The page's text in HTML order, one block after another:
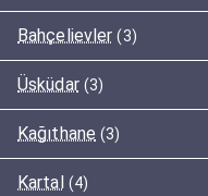
Bahçelievler (3)
Üsküdar (3)
Kağıthane (3)
Kartal (4)